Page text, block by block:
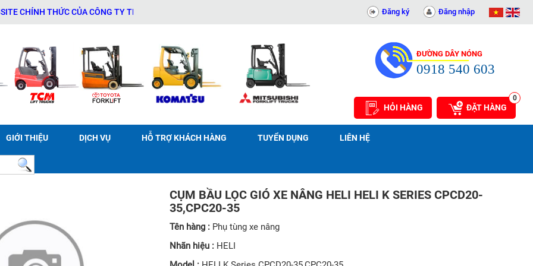
CHÍNH THỨC CỦA CÔNG TY TNHH THƯƠNG MẠI DỊCH VỤ THIẾT BỊ KỸ THUẬT AN PHÁT - 0311414081Đăng ký Đăng nhập
ĐƯỜNG DÂY NÓNG
0918 540 603
HỎI HÀNG ĐẶT HÀNG
0
GIỚI THIỆU DỊCH VỤ HỖ TRỢ KHÁCH HÀNG TUYỂN DỤNG LIÊN HỆ
CỤM BẦU LỌC GIÓ XE NÂNG HELI HELI K SERIES CPCD20-
35,CPC20-35
Tên hàng : Phụ tùng xe nâng
Nhãn hiệu : HELI